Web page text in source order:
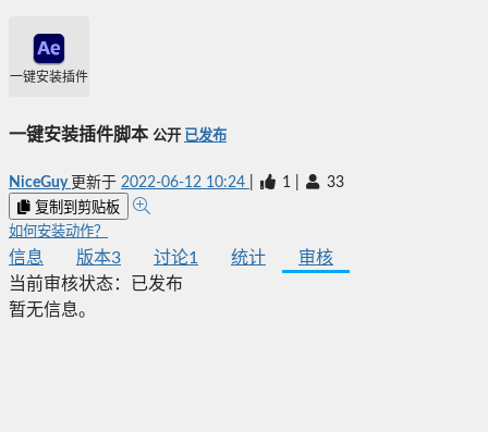
一键安装插件脚本
一键安装插件脚本 公开 已发布
NiceGuy 更新于 2022-06-12 10:24 1 33
复制到剪贴板
如何安装动作？
信息 版本3 讨论1 统计
审核
当前审核状态：
已发布
暂无信息。